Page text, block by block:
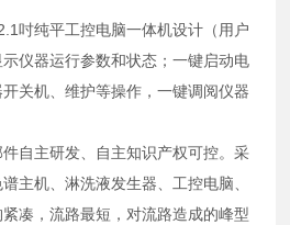
吋纯平工控电脑一体机设计（用户
仪器运行参数和状态；一键启动电
关机、维护等操作，一键调阅仪器
自主研发、自主知识产权可控。采
主机、淋洗液发生器、工控电脑、
凑，流路最短，对流路造成的峰型